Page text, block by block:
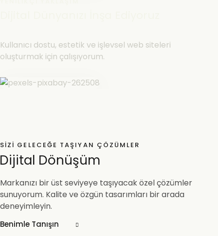
Kullanıcı dostu, estetik ve işlevsel web siteleri
oluşturmak için çalışıyorum.
SIZI GELECEĞE TAŞIYAN ÇÖZÜMLER
Dijital Dönüşüm
Markanızı bir üst seviyeye taşıyacak özel çözümler
sunuyorum. Kalite ve özgün tasarımları bir arada
deneyimleyin.
Benimle Tanışın